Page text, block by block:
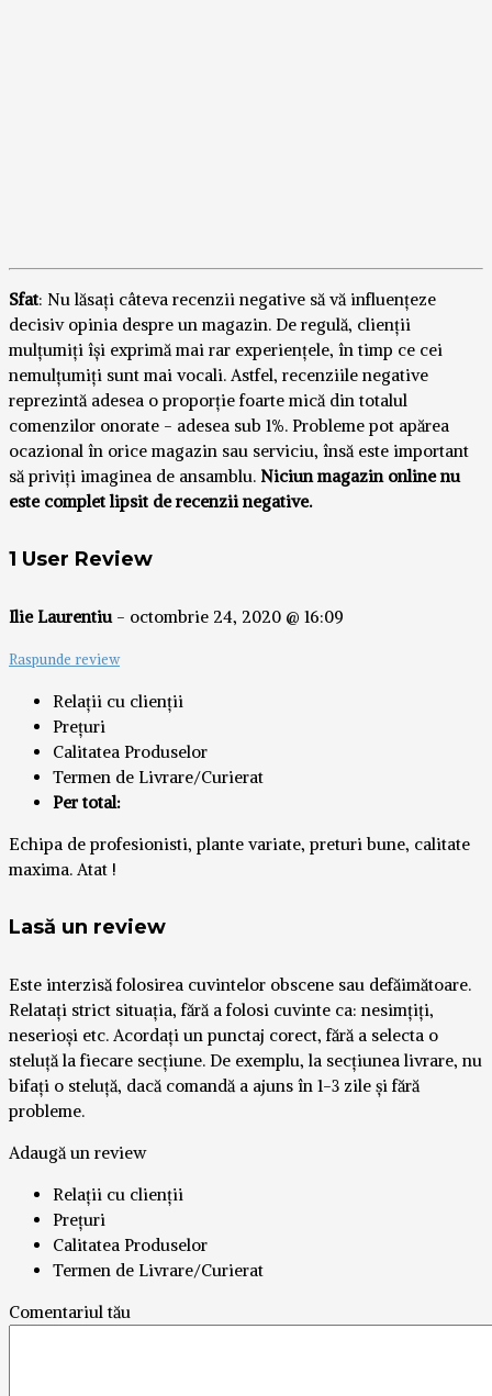
Sfat: Nu lăsați câteva recenzii negative să vă influențeze
decisiv opinia despre un magazin. De regulă, clienții
mulțumiți își exprimă mai rar experiențele, în timp ce cei
nemulțumiți sunt mai vocali. Astfel, recenziile negative
reprezintă adesea o proporție foarte mică din totalul
comenzilor onorate - adesea sub 1%. Probleme pot apărea
ocazional în orice magazin sau serviciu, însă este important
să priviți imaginea de ansamblu. Niciun magazin online nu
este complet lipsit de recenzii negative.
1 User Review
Ilie Laurentiu- octombrie 24, 2020 @ 16:09
Raspunde review
Relații cu clienții
Prețuri
Calitatea Produselor
Termen de Livrare/Curierat
Per total:
Echipa de profesionisti, plante variate, preturi bune, calitate
maxima. Atat !
Lasă un review
Este interzisă folosirea cuvintelor obscene sau defăimătoare.
Relatați strict situația, fără a folosi cuvinte ca: nesimțiți,
neserioși etc. Acordați un punctaj corect, fără a selecta o
steluță la fiecare secțiune. De exemplu, la secțiunea livrare, nu
bifați o steluță, dacă comandă a ajuns în 1-3 zile și fără
probleme.
Adaugă un review
Relații cu clienții
Prețuri
Calitatea Produselor
Termen de Livrare/Curierat
Comentariul tău